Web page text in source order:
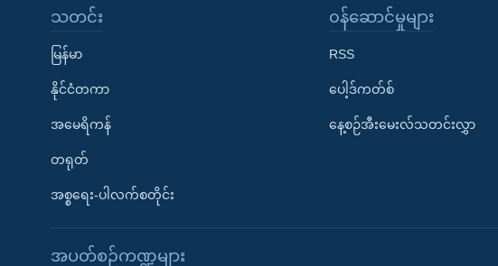
သတင်း
မြန်မာ
နိုင်ငံတကာ
အမေရိကန်
တရုတ်
အစ္စရေး-ပါလက်စတိုင်း
၀န်ဆောင်မှုများ
RSS
ပေါ့ဒ်ကတ်စ်
နေ့စဉ်အီးမေးလ်သတင်းလွှာ
အပတ်စဉ်ကဏ္ဍများ